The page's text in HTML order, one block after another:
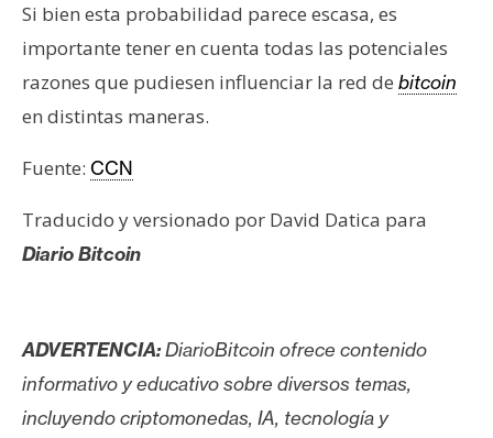
Si bien esta probabilidad parece escasa, es
importante tener en cuenta todas las potenciales
razones que pudiesen influenciar la red de bitcoin
en distintas maneras.
Fuente: CCN
Traducido y versionado por David Datica para
Diario Bitcoin
ADVERTENCIA:DiarioBitcoin ofrece contenido
informativo y educativo sobre diversos temas,
incluyendo criptomonedas, IA, tecnología y